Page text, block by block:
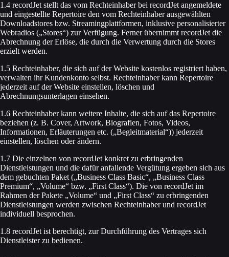
1.4 recordJet stellt das vom Rechteinhaber bei recordJet angemeldete
und eingestellte Repertoire den vom Rechteinhaber ausgewählten
Downloadstores bzw. Streamingplattformen, inklusive personalisierter
Webradios („Stores“) zur Verfügung. Ferner übernimmt recordJet die
Abrechnung der Erlöse, die durch die Verwertung durch die Stores
erzielt werden.
1.5 Rechteinhaber, die sich auf der Website kostenlos registriert haben,
verwalten ihr Kundenkonto selbst. Rechteinhaber kann Repertoire
jederzeit auf der Website einstellen, löschen und
Abrechnungsunterlagen einsehen.
1.6 Rechteinhaber kann weitere Inhalte, die sich auf das Repertoire
beziehen (z. B. Cover, Artwork, Biografien, Fotos, Videos,
Informationen, Erläuterungen etc. („Begleitmaterial“)) jederzeit
einstellen, löschen oder ändern.
1.7 Die einzelnen von recordJet konkret zu erbringenden
Dienstleistungen und die dafür anfallende Vergütung ergeben sich aus
dem gebuchten Paket („Business Class Basic“, „Business Class
Premium“, „Volume“ bzw. „First Class“). Die von recordJet im
Rahmen der Pakete „Volume“ und „First Class“ zu erbringenden
Dienstleistungen werden zwischen Rechteinhaber und recordJet
individuell besprochen.
1.8 recordJet ist berechtigt, zur Durchführung des Vertrages sich
Dienstleister zu bedienen.